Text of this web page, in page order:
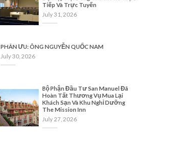
Tiếp Và Trực Tuyến
July 31, 2026
PHÂN ƯU: ÔNG NGUYỄN QUỐC NAM
July 30, 2026
Bộ Phận Đầu Tư San Manuel Đã
Hoàn Tất Thương Vụ Mua Lại
Khách Sạn Và Khu Nghỉ Dưỡng
The Mission Inn
July 27, 2026